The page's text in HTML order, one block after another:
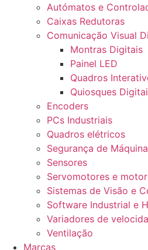
Autómatos e
Caixas Redutoras
Comunicação Visual
Montras Digitais
Painel LED
Quadros
Quiosques
Encoders
PCs Industriais
Quadros elétricos
Segurança de
Sensores
Servomotores e
Sistemas de Visão e
Software Industrial e
Variadores de
Ventilação
Marcas